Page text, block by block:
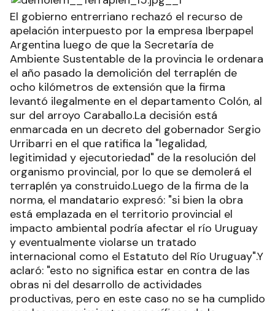
El gobierno entrerriano rechazó el recurso de
apelación interpuesto por la empresa Iberpapel
Argentina luego de que la Secretaría de
Ambiente Sustentable de la provincia le ordenara
el año pasado la demolición del terraplén de
ocho kilómetros de extensión que la firma
levantó ilegalmente en el departamento Colón, al
sur del arroyo Caraballo.La decisión está
enmarcada en un decreto del gobernador Sergio
Urribarri en el que ratifica la "legalidad,
legitimidad y ejecutoriedad" de la resolución del
organismo provincial, por lo que se demolerá el
terraplén ya construido.Luego de la firma de la
norma, el mandatario expresó: "si bien la obra
está emplazada en el territorio provincial el
impacto ambiental podría afectar el río Uruguay
y eventualmente violarse un tratado
internacional como el Estatuto del Río Uruguay".Y
aclaró: "esto no significa estar en contra de las
obras ni del desarrollo de actividades
productivas, pero en este caso no se ha cumplido